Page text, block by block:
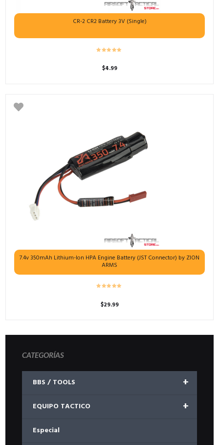
CR-2 CR2 Battery 3V (Single)
$4.99
7.4v 350mAh Lithium-Ion HPA Engine Battery (JST Connector) by ZION
ARMS
$29.99
CATEGORÍAS
+
BBS / TOOLS
+
EQUIPO TACTICO
Especial